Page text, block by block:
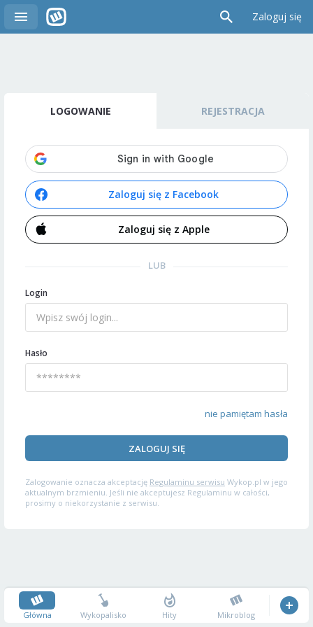
Zaloguj się
LOGOWANIE REJESTRACJA
Zaloguj się z Facebook
Zaloguj się z Apple
LUB
Login
Hasło
nie pamiętam hasła
ZALOGUJ SIĘ
Zalogowanie oznacza akceptację Regulaminu serwisu Wykop.pl w jego
aktualnym brzmieniu. Jeśli nie akceptujesz Regulaminu w całości,
prosimy o niekorzystanie z serwisu.
Główna Wykopalisko Hity Mikroblog